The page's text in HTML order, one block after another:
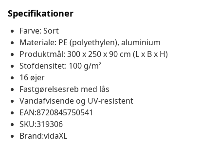
Specifikationer
Farve: Sort
Materiale: PE (polyethylen), aluminium
Produktmål: 300 x 250 x 90 cm (L x B x H)
Stofdensitet: 100 g/m²
16 øjer
Fastgørelsesreb med lås
Vandafvisende og UV-resistent
EAN:8720845750541
SKU:319306
Brand:vidaXL